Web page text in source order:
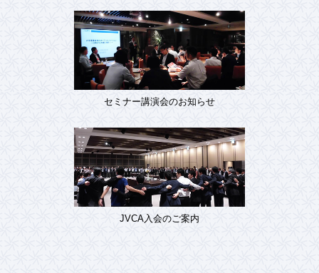
セミナー講演会のお知らせ
JVCA入会のご案内